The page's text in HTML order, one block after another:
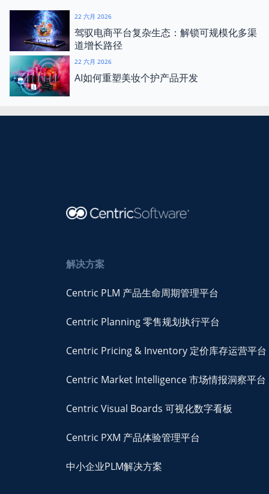
22 六月 2026
驾驭电商平台复杂生态：解锁可规模化多渠
道增长路径
22 六月 2026
AI如何重塑美妆个护产品开发
解决方案
Centric PLM 产品生命周期管理平台
Centric Planning 零售规划执行平台
Centric Pricing & Inventory 定价库存运营平台
Centric Market Intelligence 市场情报洞察平台
Centric Visual Boards 可视化数字看板
Centric PXM 产品体验管理平台
中小企业PLM解决方案